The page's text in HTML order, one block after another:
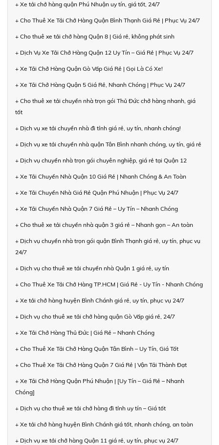
+ Xe tải chở hàng quận Phú Nhuận uy tín, giá tốt, 24/7
+ Cho Thuê Xe Tải Chở Hàng Quận Bình Thạnh Giá Rẻ | Phục Vụ 24/7
+ Cho thuê xe tải chở hàng Quận 8 | Giá rẻ, không phát sinh
+ Dịch Vụ Xe Tải Chở Hàng Quận 12 Uy Tín – Giá Rẻ | Phục Vụ 24/7
+ Xe Tải Chở Hàng Quận Gò Vấp Giá Rẻ | Gọi Là Có Xe!
+ Xe Tải Chở Hàng Quận 5 Giá Rẻ, Nhanh Chóng | Phục Vụ 24/7
+ Cho thuê xe tải chuyển nhà trọn gói Thủ Đức chở hàng nhanh, giá
tốt
+ Dịch vụ xe tải chuyển nhà đi tỉnh giá rẻ, uy tín, nhanh chóng!
+ Dịch vụ xe tải chuyển nhà quận Tân Bình nhanh chóng, uy tín, giá rẻ
+ Dịch vụ chuyển nhà trọn gói chuyên nghiệp, giá rẻ tại Quận 12
+ Xe Tải Chuyển Nhà Quận 10 Giá Rẻ | Nhanh Chóng & An Toàn
+ Xe Tải Chuyển Nhà Giá Rẻ Quận Phú Nhuận | Phục Vụ 24/7
+ Xe Tải Chuyển Nhà Quận 7 Giá Rẻ – Uy Tín – Nhanh Chóng
+ Cho thuê xe tải chuyển nhà quận 3 giá rẻ – Nhanh gọn – An toàn
+ Dịch vụ chuyển nhà trọn gói quận Bình Thạnh giá rẻ, uy tín, phục vụ
24/7
+ Dịch vụ cho thuê xe tải chuyển nhà Quận 1 giá rẻ, uy tín
+ Cho Thuê Xe Tải Chở Hàng TP.HCM | Giá Rẻ - Uy Tín - Nhanh Chóng
+ Xe tải chở hàng huyện Bình Chánh giá rẻ, uy tín, phục vụ 24/7
+ Dịch vụ cho thuê xe tải chở hàng quận Gò Vấp giá rẻ, 24/7
+ Xe Tải Chở Hàng Thủ Đức | Giá Rẻ – Nhanh Chóng
+ Cho Thuê Xe Tải Chở Hàng Quận Tân Bình – Uy Tín, Giá Tốt
+ Cho Thuê Xe Tải Chở Hàng Quận 7 Giá Rẻ | Vận Tải Thành Đạt
+ Xe Tải Chở Hàng Quận Phú Nhuận | [Uy Tín – Giá Rẻ – Nhanh
Chóng]
+ Dịch vụ cho thuê xe tải chở hàng đi tỉnh uy tín – Giá tốt
+ Xe tải chở hàng huyện Bình Chánh giá tốt, nhanh chóng, an toàn
+ Dịch vụ xe tải chở hàng Quận 11 giá rẻ, uy tín, phục vụ 24/7